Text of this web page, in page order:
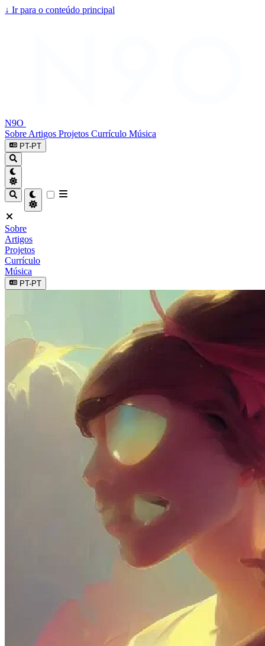
↓ Ir para o conteúdo principal
N9O
Sobre Artigos Projetos Currículo Música
PT-PT
Sobre
Artigos
Projetos
Currículo
Música
PT-PT